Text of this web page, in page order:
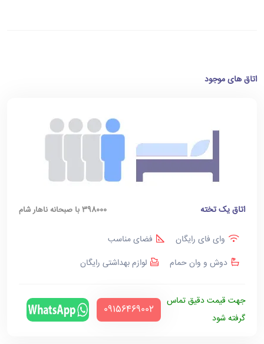
اتاق های موجود
اتاق یک تخته 398000 با صبحانه ناهار شام
وای فای رایگان
فضای مناسب
دوش و وان حمام
لوازم بهداشتی رایگان
جهت قیمت دقیق تماس
گرفته شود
‪09156469002‬